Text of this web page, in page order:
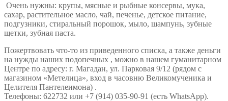
Очень нужны: крупы, мясные и рыбные консервы, мука,
сахар, растительное масло, чай, печенье, детское питание,
подгузники, стиральный порошок, мыло, шампунь, зубные
щетки, зубная паста.
Пожертвовать что-то из приведенного списка, а также деньги
на нужды наших подопечных , можно в нашем гуманитарном
Центре по адресу: г. Магадан, ул. Парковая 9/12 (рядом с
магазином «Метелица», вход в часовню Великомученика и
Целителя Пантелеимона) .
Телефоны: 622732 или +7 (914) 035-90-91 (есть WhatsApp).